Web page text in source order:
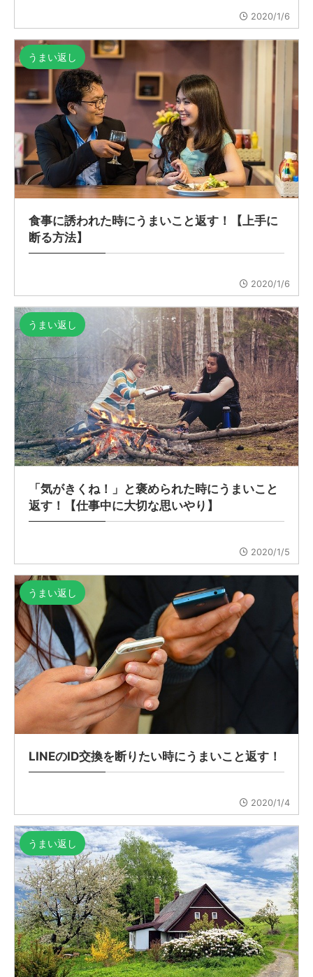
2020/1/6
うまい返し
食事に誘われた時にうまいこと返す！【上手に
断る方法】
2020/1/6
うまい返し
「気がきくね！」と褒められた時にうまいこと
返す！【仕事中に大切な思いやり】
2020/1/5
うまい返し
LINEのID交換を断りたい時にうまいこと返す！
2020/1/4
うまい返し